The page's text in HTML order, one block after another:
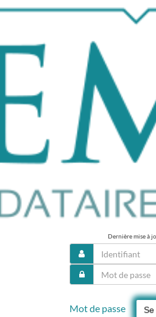
Dernière mise à
Mot de passe